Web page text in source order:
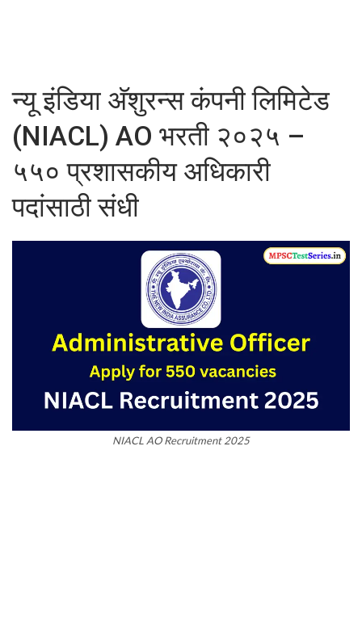
न्यू इंडिया अ‍ॅशुरन्स कंपनी लिमिटेड
(NIACL) AO भरती २०२५ –
५५० प्रशासकीय अधिकारी
पदांसाठी संधी
NIACL AO Recruitment 2025